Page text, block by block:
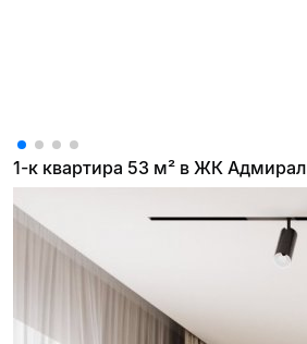
1-к квартира 53 м² в ЖК Адмирал